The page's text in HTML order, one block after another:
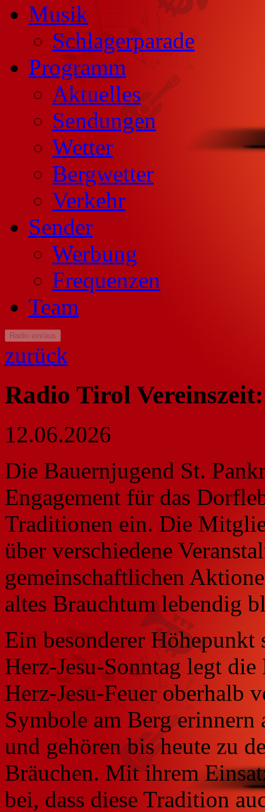
Musik
Schlagerparade
Programm
Aktuelles
Sendungen
Wetter
Bergwetter
Verkehr
Sender
Werbung
Frequenzen
Team
Radio ein/aus
zurück
Radio Tirol
12.06.2026
Die Bauernjugend St.
Engagement für das
Traditionen ein. Die
über verschiedene
gemeinschaftlichen
altes Brauchtum lebendig
Ein besonderer
Herz-Jesu-Sonntag legt
Herz-Jesu-Feuer oberhalb
Symbole am Berg
und gehören bis heute zu
Bräuchen. Mit ihrem
bei, dass diese Tradition